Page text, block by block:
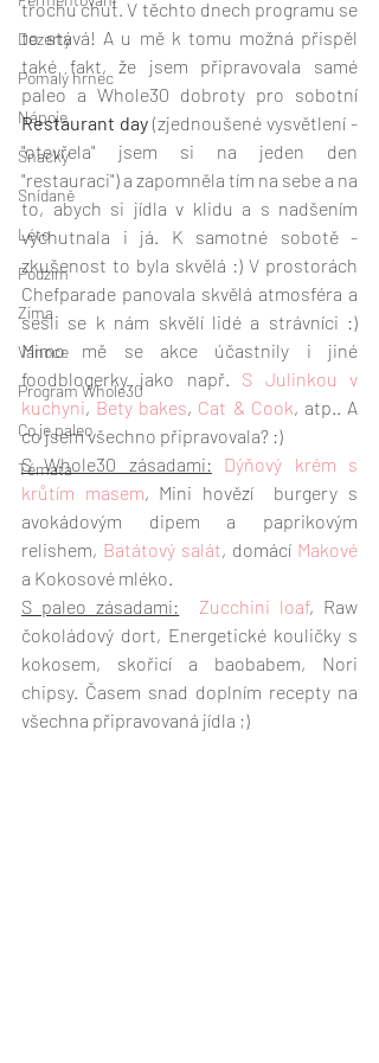
Dezerty
Pomalý hrnec
Nápoje
Snacky
Snídaně
Léto
Podzim
Zima
Vánoce
Program Whole30
Co je paleo
Témata
trochu chuť. V těchto dnech programu se
to stává! A u mě k tomu možná přispěl
také fakt, že jsem připravovala samé
Restaurant day (zjednoušené vysvětlení -
"otevřela" jsem si na jeden den
"restauraci") a zapomněla tím na sebe a na
to, abych si jídla v klidu a s nadšením
vychutnala i já. K samotné sobotě -
zkušenost to byla skvělá :) V prostorách
Chefparade panovala skvělá atmosféra a
sešli se k nám skvělí lidé a strávníci :)
Mimo mě se akce účastnily i jiné
foodblogerky jako např. S Julinkou v
kuchyni, Bety bakes, Cat & Cook, atp.. A
co jsem všechno připravovala? :)
S Whole30 zásadami:
Dýňový krém s
krůtím masem, Mini hovězí  burgery s
avokádovým dipem a paprikovým
relishem, Batátový salát, domácí Makové
a Kokosové mléko.
S paleo zásadami:
Zucchini loaf, Raw
čokoládový dort, Energetické kouličky s
kokosem, skořicí a baobabem, Nori
chipsy. Časem snad doplním recepty na
všechna připravovaná jídla ;)